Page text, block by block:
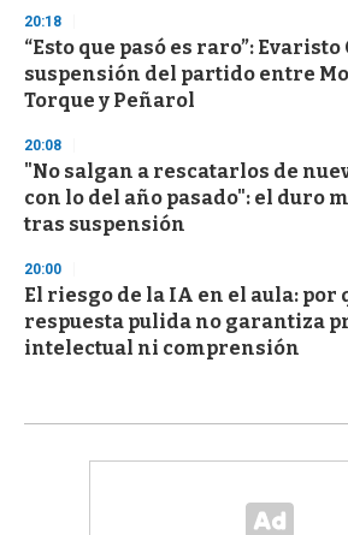
20:18
“Esto que pasó es raro”:
suspensión del partido entre
Torque y Peñarol
20:08
"No salgan a rescatarlos de
con lo del año pasado": el duro
tras suspensión
20:00
El riesgo de la IA en el aula: por
respuesta pulida no garantiza
intelectual ni comprensión